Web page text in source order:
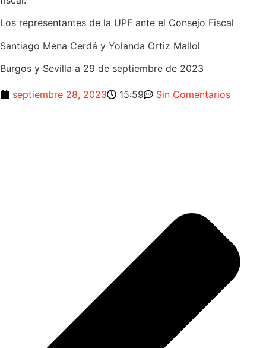
Los representantes de la UPF ante el Consejo Fiscal
Santiago Mena Cerdá y Yolanda Ortiz Mallol
Burgos y Sevilla a 29 de septiembre de 2023
septiembre 28, 2023 15:59 Sin Comentarios